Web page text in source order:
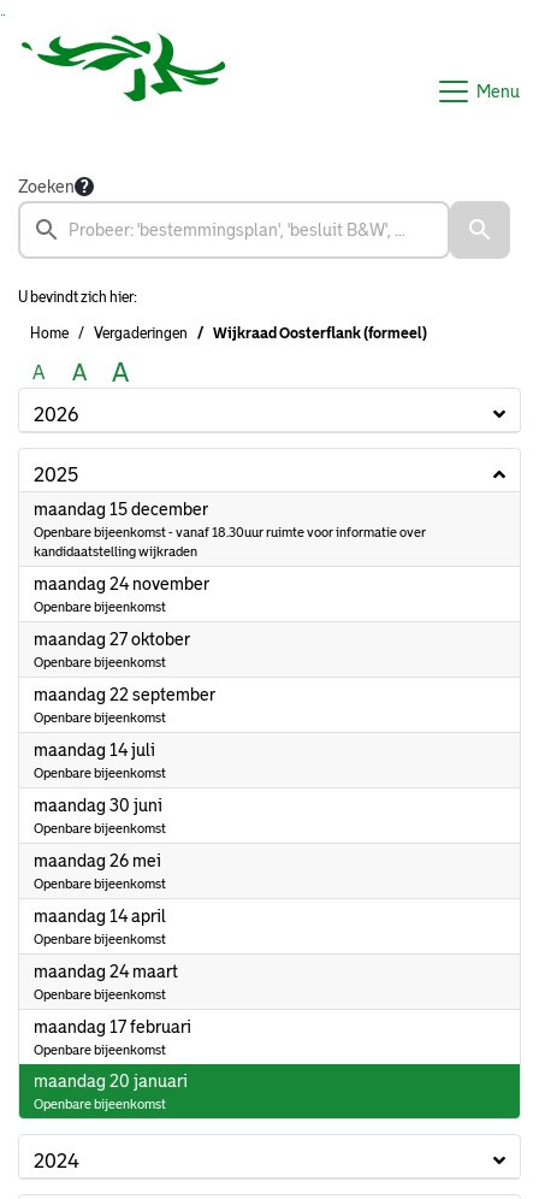
Menu
Zoeken
U bevindt zich hier:
Home Vergaderingen Wijkraad Oosterflank (formeel)
A A A
2026
2025
maandag 15 december2025
Openbare bijeenkomst - vanaf 18.30uur ruimte voor informatie over
kandidaatstelling wijkraden
maandag 24 november2025
Openbare bijeenkomst
maandag 27 oktober2025
Openbare bijeenkomst
maandag 22 september2025
Openbare bijeenkomst
maandag 14 juli
Openbare bijeenkomst
maandag 30 juni
Openbare bijeenkomst
maandag 26 mei
Openbare bijeenkomst
maandag 14 april
Openbare bijeenkomst
maandag 24 maart2025
Openbare bijeenkomst
maandag 17 februari
Openbare bijeenkomst
maandag 20 januari
Openbare bijeenkomst
2024